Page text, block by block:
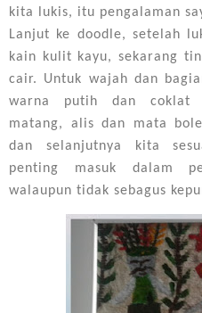
kita lukis, itu pengalaman
Lanjut ke doodle, setelah
kain kulit kayu, sekarang
cair. Untuk wajah dan
warna putih dan
matang, alis dan mata
dan selanjutnya kita
penting masuk dalam
walaupun tidak sebagus